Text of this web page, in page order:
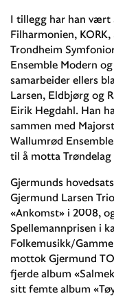
I tillegg har han vært
Filharmonien,
Trondheim
Ensemble Modern
samarbeider ellers
Larsen, Eldbjørg og
Eirik Hegdahl. Han
sammen med
Wallumrød
til å motta
Gjermunds
Gjermund Larsen
«Ankomst» i 2008,
Spellemannprisen i
Folkemusikk/
mottok Gjermund
fjerde album
sitt femte album